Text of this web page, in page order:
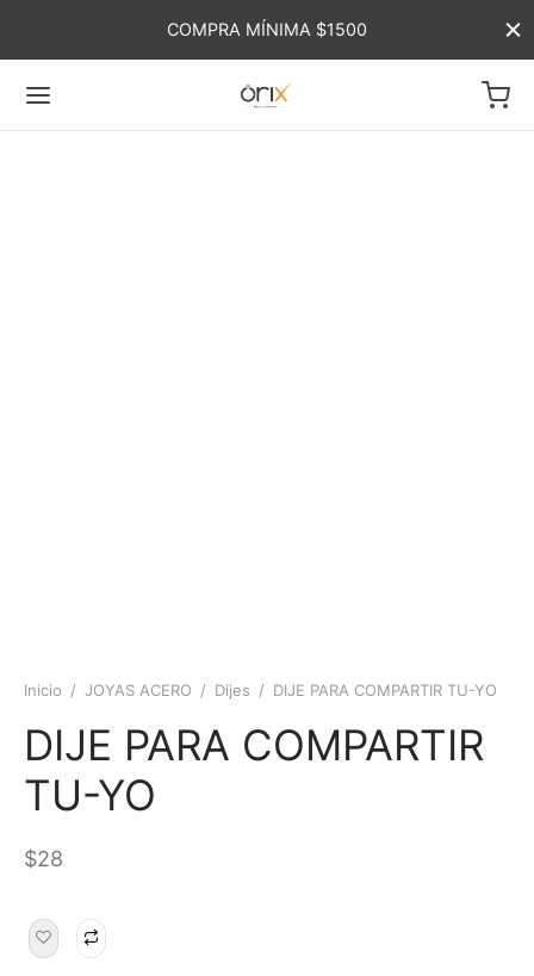
COMPRA MÍNIMA $1500
Inicio / JOYAS ACERO / Dijes / DIJE PARA COMPARTIR TU-YO
DIJE PARA COMPARTIR
TU-YO
$28